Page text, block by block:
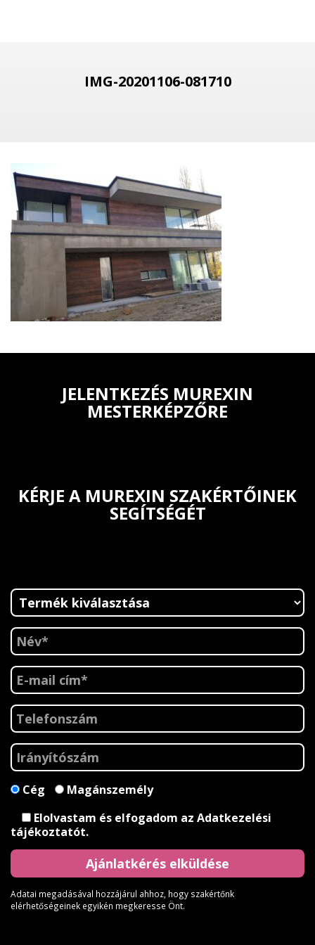
IMG-20201106-081710
JELENTKEZÉS MUREXIN
MESTERKÉPZŐRE
KÉRJE A MUREXIN SZAKÉRTŐINEK
SEGÍTSÉGÉT
Cég
Magánszemély
Elolvastam és elfogadom az Adatkezelési
tájékoztatót.
Adatai megadásával hozzájárul ahhoz, hogy szakértőnk
elérhetőségeinek egyikén megkeresse Önt.